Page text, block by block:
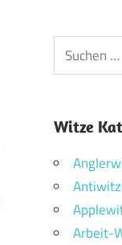
Witze
Arbeit-